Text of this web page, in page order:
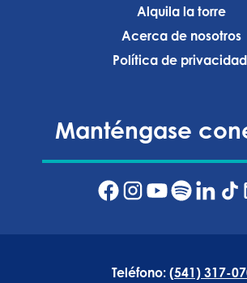
Alquila la torre
Acerca de nosotros
Política de privacidad ‍
Manténgase
Teléfono: (541) 317-